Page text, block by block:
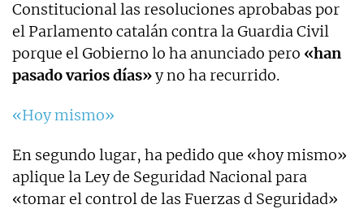
Constitucional las resoluciones aprobabas por
el Parlamento catalán contra la Guardia Civil
porque el Gobierno lo ha anunciado pero «han
pasado varios días»y no ha recurrido.
«Hoy mismo»
En segundo lugar, ha pedido que «hoy mismo»
aplique la Ley de Seguridad Nacional para
«tomar el control de las Fuerzas d Seguridad»